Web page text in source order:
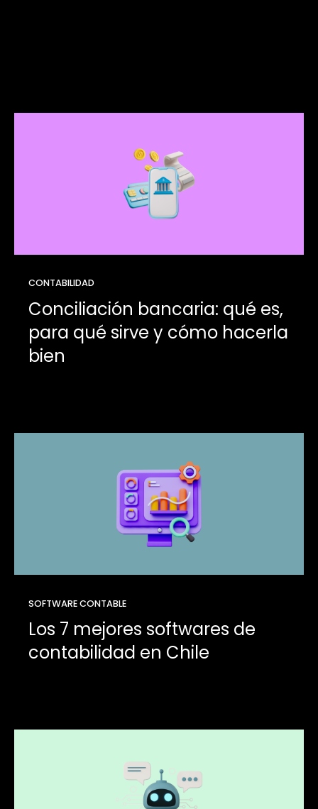
CONTABILIDAD
Conciliación bancaria: qué es,
para qué sirve y cómo hacerla
bien
SOFTWARE CONTABLE
Los 7 mejores softwares de
contabilidad en Chile